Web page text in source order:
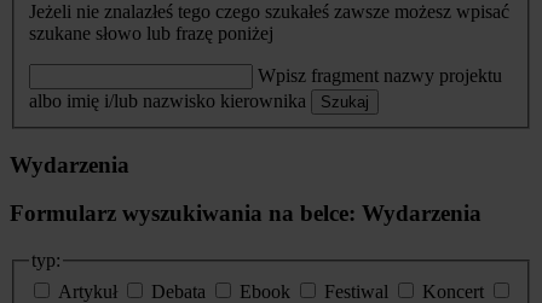
Jeżeli nie znalazłeś tego czego szukałeś zawsze możesz wpisać
szukane słowo lub frazę poniżej
Wpisz fragment nazwy projektu
albo imię i/lub nazwisko kierownika
Szukaj
Wydarzenia
Formularz wyszukiwania na belce: Wydarzenia
typ:
Artykuł
Debata Ebook Festiwal
Koncert